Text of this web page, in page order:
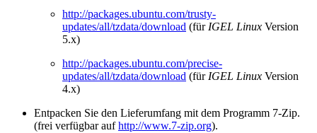
http://packages.ubuntu.com/trusty-
updates/all/tzdata/download (für IGEL Linux Version
5.x)
http://packages.ubuntu.com/precise-
updates/all/tzdata/download (fürIGEL Linux Version
4.x)
Entpacken Sie den Lieferumfang mit dem Programm 7-Zip.
(frei verfügbar aufhttp://www.7-zip.org).